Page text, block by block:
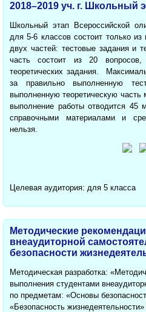
2018–2019 уч. г. Школьный
Школьный этап Всероссийской
для 5-6 классов состоит только из
двух частей: тестовые задания и
часть состоит из 20
теоретических задания.
за правильно выполненную
выполненную теоретическую
выполнение работы отводится 45
справочными материалами и
нельзя.
Целевая аудитория: для 5 класса
Методические
внеаудиторной
безопасности
Методическая разработка:
выполнения студентами
по предметам: «Основы
«Безопасность